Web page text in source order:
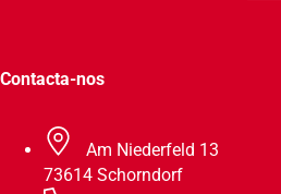
Contacta-nos
Am Niederfeld 13
73614 Schorndorf